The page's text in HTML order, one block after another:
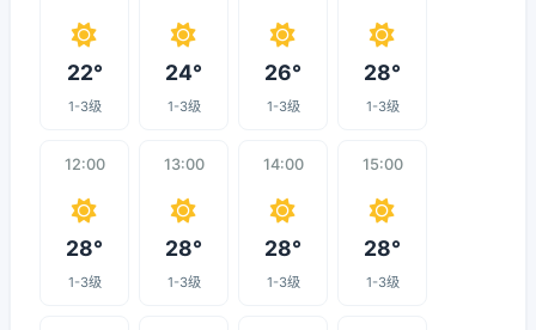
22°
1-3级
24°
1-3级
26°
1-3级
28°
1-3级
12:00
28°
1-3级
13:00
28°
1-3级
14:00
28°
1-3级
15:00
28°
1-3级